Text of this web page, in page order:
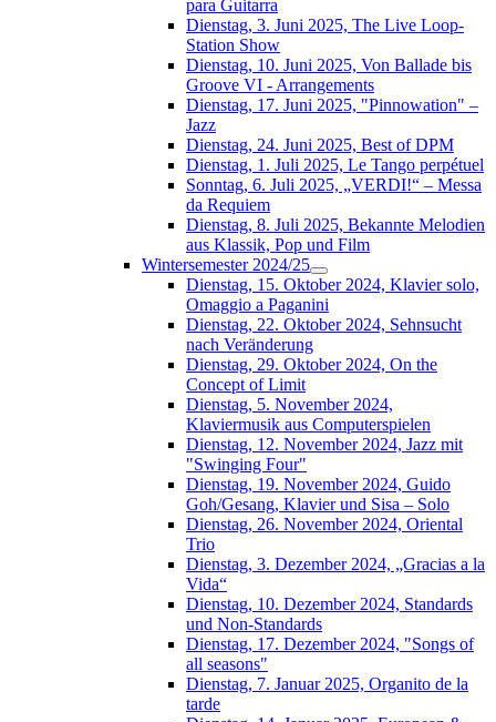
para Guitarra
Dienstag, 3. Juni 2025, The Live Loop-
Station Show
Dienstag, 10. Juni 2025, Von Ballade bis
Groove VI - Arrangements
Dienstag, 17. Juni 2025, "Pinnowation" –
Jazz
Dienstag, 24. Juni 2025, Best of DPM
Dienstag, 1. Juli 2025, Le Tango perpétuel
Sonntag, 6. Juli 2025, „VERDI!“ – Messa
da Requiem
Dienstag, 8. Juli 2025, Bekannte Melodien
aus Klassik, Pop und Film
Wintersemester 2024/25
Dienstag, 15. Oktober 2024, Klavier solo,
Omaggio a Paganini
Dienstag, 22. Oktober 2024, Sehnsucht
nach Veränderung
Dienstag, 29. Oktober 2024, On the
Concept of Limit
Dienstag, 5. November 2024,
Klaviermusik aus Computerspielen
Dienstag, 12. November 2024, Jazz mit
"Swinging Four"
Dienstag, 19. November 2024, Guido
Goh/Gesang, Klavier und Sisa – Solo
Dienstag, 26. November 2024, Oriental
Trio
Dienstag, 3. Dezember 2024, „Gracias a la
Vida“
Dienstag, 10. Dezember 2024, Standards
und Non-Standards
Dienstag, 17. Dezember 2024, "Songs of
all seasons"
Dienstag, 7. Januar 2025, Organito de la
tarde